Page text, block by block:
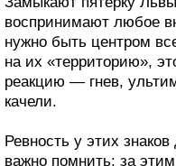
воспринимают любое
нужно быть центром
на их «территорию»,
реакцию — гнев,
качели.
Ревность у этих
важно помнить: за